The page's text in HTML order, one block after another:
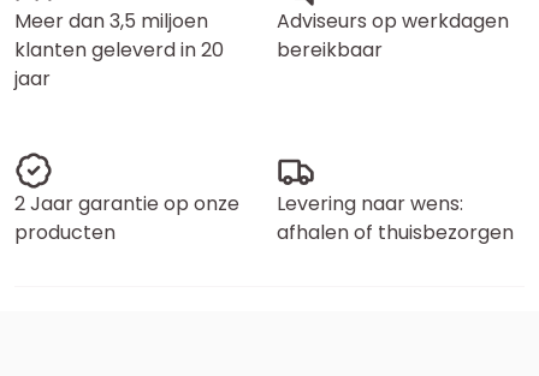
Meer dan 3,5 miljoen
klanten geleverd in 20
jaar
Adviseurs op werkdagen
bereikbaar
2 Jaar garantie op onze
producten
Levering naar wens:
afhalen of thuisbezorgen